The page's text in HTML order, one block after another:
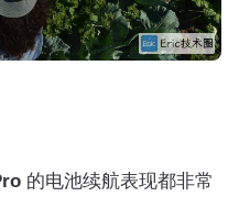
的电池续航表现都非常